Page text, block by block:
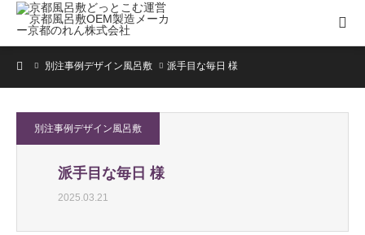
ホーム別注事例デザイン風呂敷 派手目な毎日 様
別注事例デザイン風呂敷
派手目な毎日 様
2025.03.21